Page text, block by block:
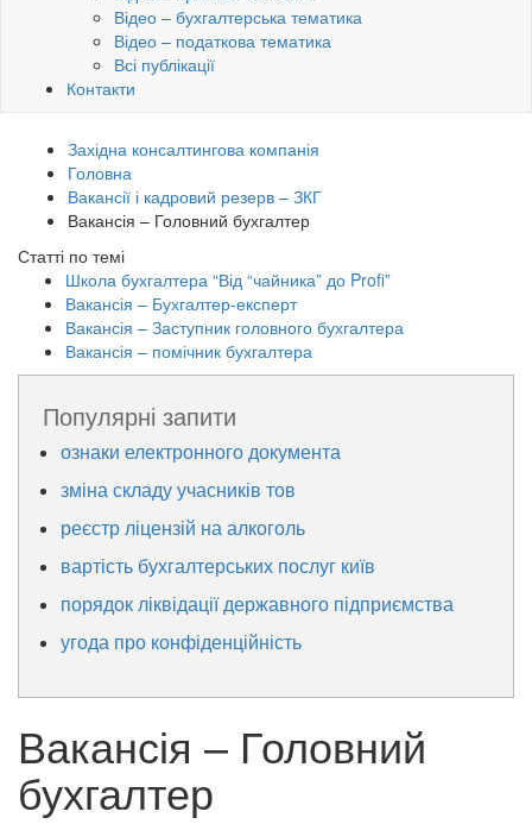
Відео – бухгалтерська тематика
Відео – податкова тематика
Всі публікації
Контакти
Західна консалтингова компанія
Головна
Вакансії і кадровий резерв – ЗКГ
Вакансія – Головний бухгалтер
Статті по темі
Школа бухгалтера “Від “чайника” до Profi”
Вакансія – Бухгалтер-експерт
Вакансія – Заступник головного бухгалтера
Вакансія – помічник бухгалтера
Популярні запити
ознаки електронного документа
зміна складу учасників тов
реєстр ліцензій на алкоголь
вартість бухгалтерських послуг київ
порядок ліквідації державного підприємства
угода про конфіденційність
Вакансія – Головний
бухгалтер